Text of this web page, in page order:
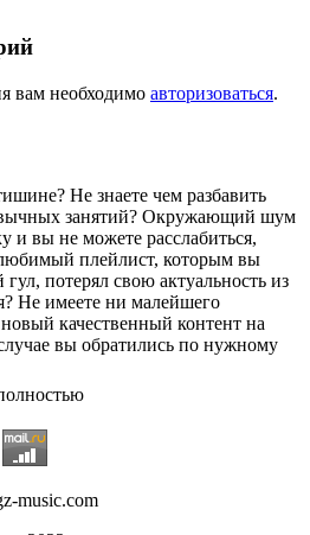
вам необходимо авторизоваться.
Не знаете чем разбавить
занятий? Окружающий шум
и вы не можете расслабиться,
плейлист, которым вы
потерял свою актуальность из
Не имеете ни малейшего
качественный контент на
вы обратились по нужному
Musicс большой радостью
и новых слушателей! Специально
подборку самых лучших
жанровых стилистиках. Огромное
треков, самые востребованные и
и зарубежных
music.com